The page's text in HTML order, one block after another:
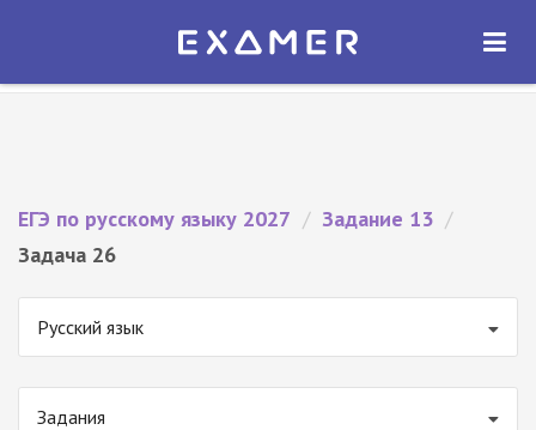
Экзамер — ЕГЭ 2027
ОТКРЫТЬ
ЕГЭ по русскому языку 2027 / Задание 13 /
Задача 26
Русский язык
Задания